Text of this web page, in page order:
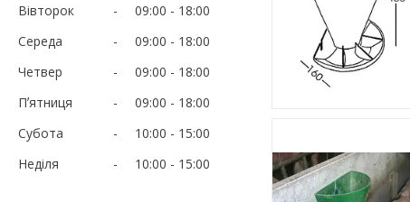
Вівторок
09:00
18:00
Середа
09:00
18:00
Четвер
09:00
18:00
Пʼятниця
09:00
18:00
Субота
10:00
15:00
Неділя
10:00 15:00